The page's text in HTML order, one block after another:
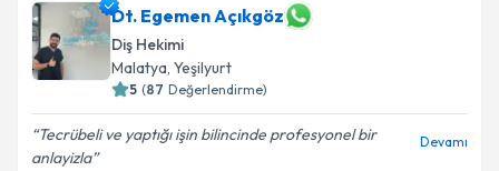
Dt. Egemen Açıkgöz
Diş Hekimi
Malatya, Yeşilyurt
5 (87 Değerlendirme)
Tecrübeli ve yaptığı işin bilincinde profesyonel bir
anlayizla
Devamı